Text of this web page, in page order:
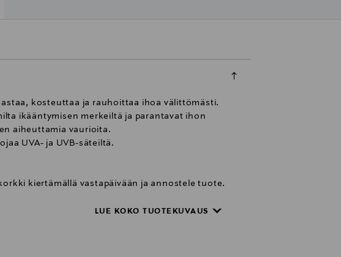
kosteuttaa ja rauhoittaa ihoa välittömästi.
ikääntymisen merkeiltä ja parantavat ihon
aiheuttamia vaurioita.
UVA- ja UVB-säteiltä.
kiertämällä vastapäivään ja annostele tuote.
LUE KOKO TUOTEKUVAUS